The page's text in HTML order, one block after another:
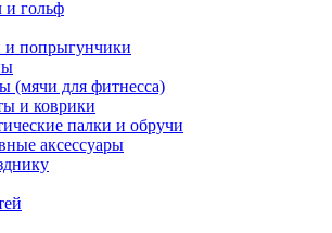
и гольф
попрыгунчики
(мячи для фитнесса)
и коврики
палки и обручи
аксессуары